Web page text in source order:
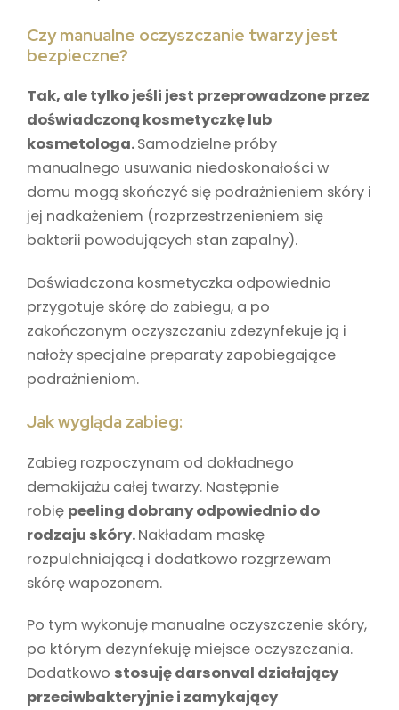
Czy manualne oczyszczanie twarzy jest
bezpieczne?
Tak, ale tylko jeśli jest przeprowadzone przez
doświadczoną kosmetyczkę lub
kosmetologa.Samodzielne próby
manualnego usuwania niedoskonałości w
domu mogą skończyć się podrażnieniem skóry i
jej nadkażeniem (rozprzestrzenieniem się
bakterii powodujących stan zapalny).
Doświadczona kosmetyczka odpowiednio
przygotuje skórę do zabiegu, a po
zakończonym oczyszczaniu zdezynfekuje ją i
nałoży specjalne preparaty zapobiegające
podrażnieniom.
Jak wygląda zabieg:
Zabieg rozpoczynam od dokładnego
demakijażu całej twarzy. Następnie
robię peeling dobrany odpowiednio do
rodzaju skóry.Nakładam maskę
rozpulchniającą i dodatkowo rozgrzewam
skórę wapozonem.
Po tym wykonuję manualne oczyszczenie skóry,
po którym dezynfekuję miejsce oczyszczania.
Dodatkowo stosuję darsonval działający
przeciwbakteryjnie i zamykający